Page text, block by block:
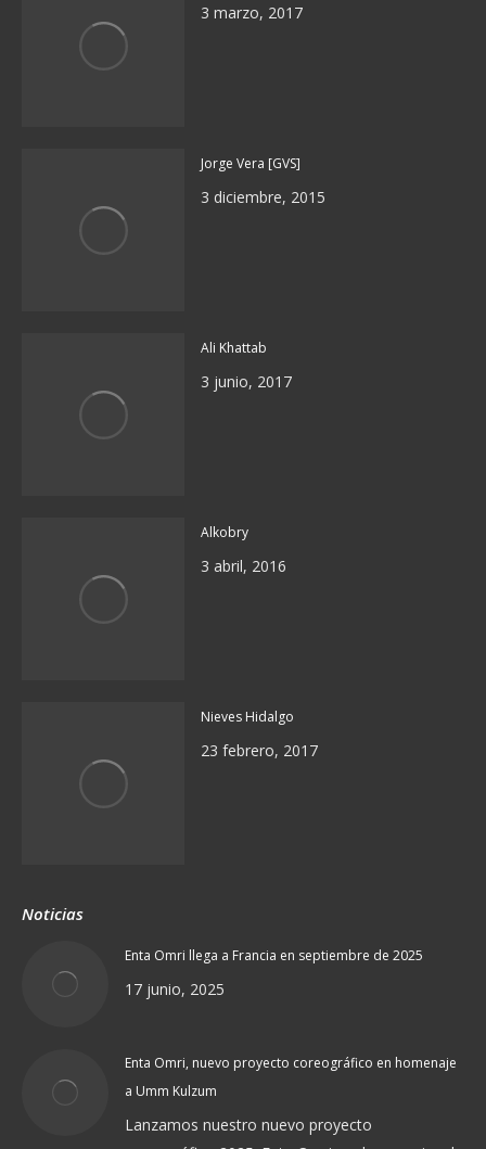
3 marzo, 2017
Jorge Vera [GVS]
3 diciembre, 2015
Ali Khattab
3 junio, 2017
Alkobry
3 abril, 2016
Nieves Hidalgo
23 febrero, 2017
Noticias
Enta Omri llega a Francia en septiembre de 2025
17 junio, 2025
Enta Omri, nuevo proyecto coreográfico en homenaje
a Umm Kulzum
Lanzamos nuestro nuevo proyecto